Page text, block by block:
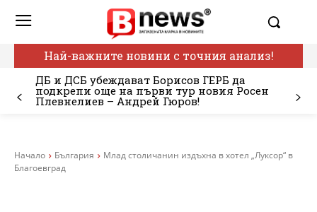
Най-важните новини с точния анализ!
ДБ и ДСБ убеждават Борисов ГЕРБ да
подкрепи още на първи тур новия Росен
Плевнелиев – Андрей Гюров!
Начало България
Млад столичанин издъхна в хотел „Луксор“ в
Благоевград